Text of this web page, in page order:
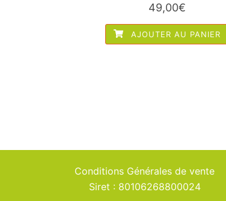
49,00€
AJOUTER AU PANIER
Conditions Générales de vente
Siret : 80106268800024